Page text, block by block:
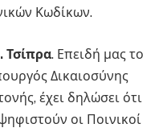
Κωδίκων.
Τσίπρα. Επειδή μας το
Δικαιοσύνης
έχει δηλώσει ότι
οι Ποινικοί